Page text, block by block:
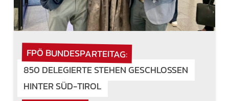
FPÖ BUNDESPARTEITAG:
850 DELEGIERTE STEHEN GESCHLOSSEN
HINTER SÜD-TIROL